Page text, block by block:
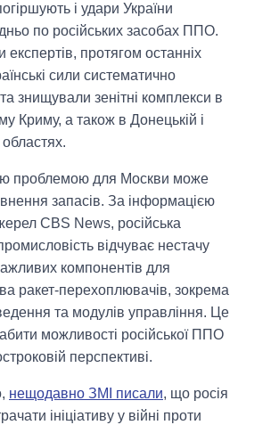
і удари України
по російських засобах ППО.
протягом останніх
сили систематично
знищували зенітні комплекси в
Криму, а також в Донецькій і
областях.
проблемою для Москви може
запасів. За інформацією
CBS News, російська
відчуває нестачу
компонентів для
ракет-перехоплювачів, зокрема
та модулів управління. Це
можливості російської ППО
перспективі.
нещодавно ЗМІ писали, що росія
ініціативу у війні проти